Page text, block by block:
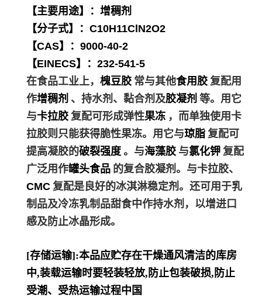
【主要用途】：增稠剂
【分子式】：C10H11ClN2O2
【CAS】：9000-40-2
【EINECS】：232-541-5
在食品工业上， 槐豆胶 常与其他食用胶 复配用
作增稠剂 、持水剂、黏合剂及胶凝剂 等。用它
与卡拉胶 复配可形成弹性果冻 ，而单独使用卡
拉胶则只能获得脆性果冻。用它与琼脂 复配可
提高凝胶的破裂强度 。与海藻胶 与氯化钾 复配
广泛用作罐头食品 的复合胶凝剂。与卡拉胶、
CMC 复配是良好的冰淇淋稳定剂。还可用于乳
制品及冷冻乳制品甜食中作持水剂，以增进口
感及防止冰晶形成。
[存储运输]:本品应贮存在干燥通风清洁的库房
中,装载运输时要轻装轻放,防止包装破损,防止
受潮、受热运输过程中国